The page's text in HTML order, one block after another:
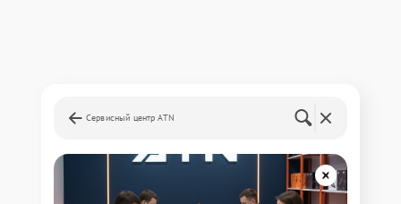
Сервисный центр ATN